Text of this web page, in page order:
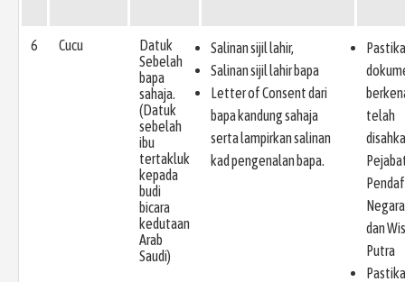
6 Cucu
Datuk
Sebelah
bapa
sahaja.
(Datuk
sebelah
ibu
tertakluk
kepada
budi
bicara
kedutaan
Arab
Saudi)
Salinan sijil lahir,
Salinan sijil lahir bapa
Letter of Consent dari
bapa kandung sahaja
serta lampirkan salinan
kad pengenalan bapa.
telah
dan
Putra